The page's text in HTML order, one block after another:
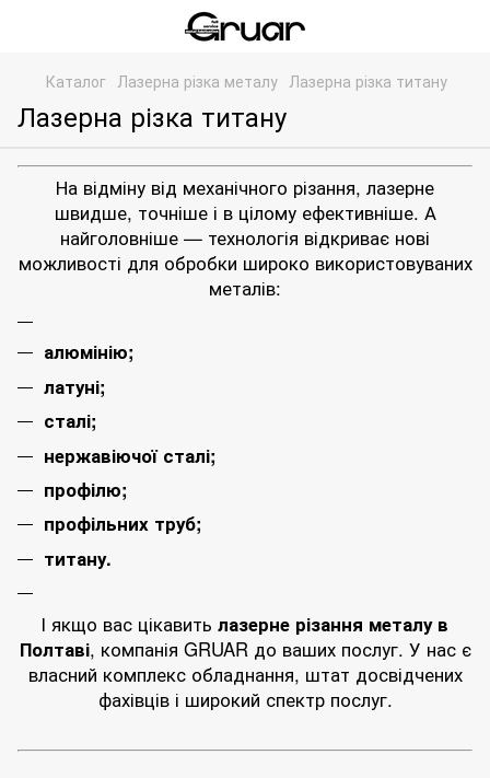
Каталог Лазерна різка металу Лазерна різка титану
Лазерна різка титану
На відміну від механічного різання, лазерне
швидше, точніше і в цілому ефективніше. А
найголовніше — технологія відкриває нові
можливості для обробки широко використовуваних
металів:
алюмінію;
латуні;
сталі;
нержавіючої сталі;
профілю;
профільних труб;
титану.
І якщо вас цікавить лазерне різання металу в
Полтаві, компанія GRUAR до ваших послуг. У нас є
власний комплекс обладнання, штат досвідчених
фахівців і широкий спектр послуг.